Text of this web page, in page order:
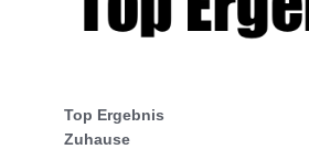
Top Ergebnis
Zuhause